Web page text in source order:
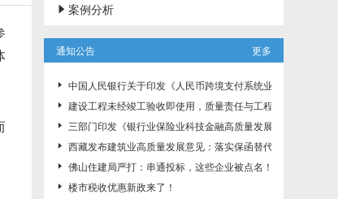
 案例分析
更多
通知公告
 中国人民银行关于印发《人民币跨境支付系统业务规则》的通
 建设工程未经竣工验收即使用，质量责任与工程款支付如何认
 三部门印发《银行业保险业科技金融高质量发展实施方案》
 西藏发布建筑业高质量发展意见：落实保函替代现金保证金制
 佛山住建局严打：串通投标，这些企业被点名！
 楼市税收优惠新政来了！